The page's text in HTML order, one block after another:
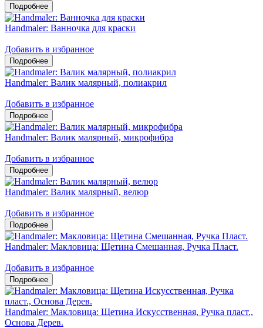
Handmaler: Ванночка для краски
Добавить в избранное
Handmaler: Валик малярный, полиакрил
Добавить в избранное
Handmaler: Валик малярный, микрофибра
Добавить в избранное
Handmaler: Валик малярный, велюр
Добавить в избранное
Handmaler: Макловица: Щетина Смешанная, Ручка Пласт.
Добавить в избранное
Handmaler: Макловица: Щетина Искусственная, Ручка пласт.,
Основа Дерев.